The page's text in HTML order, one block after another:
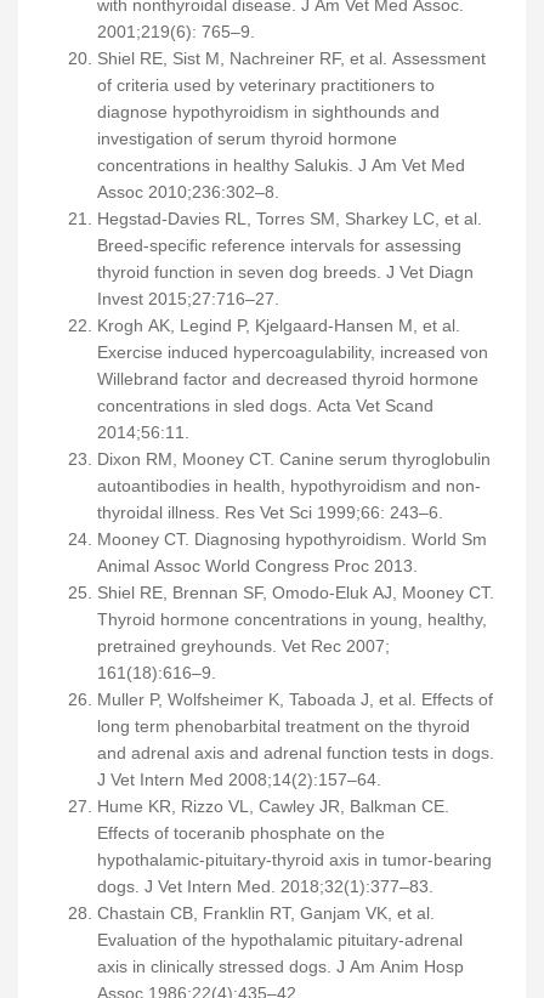
with nonthyroidal disease. J Am Vet Med Assoc.
2001;219(6): 765–9.
Shiel RE, Sist M, Nachreiner RF, et al. Assessment
of criteria used by veterinary practitioners to
diagnose hypothyroidism in sighthounds and
investigation of serum thyroid hormone
concentrations in healthy Salukis. J Am Vet Med
Assoc 2010;236:302–8.
Hegstad-Davies RL, Torres SM, Sharkey LC, et al.
Breed-specific reference intervals for assessing
thyroid function in seven dog breeds. J Vet Diagn
Invest 2015;27:716–27.
Krogh AK, Legind P, Kjelgaard-Hansen M, et al.
Exercise induced hypercoagulability, increased von
Willebrand factor and decreased thyroid hormone
concentrations in sled dogs. Acta Vet Scand
2014;56:11.
Dixon RM, Mooney CT. Canine serum thyroglobulin
autoantibodies in health, hypothyroidism and non-
thyroidal illness. Res Vet Sci 1999;66: 243–6.
Mooney CT. Diagnosing hypothyroidism. World Sm
Animal Assoc World Congress Proc 2013.
Shiel RE, Brennan SF, Omodo-Eluk AJ, Mooney CT.
Thyroid hormone concentrations in young, healthy,
pretrained greyhounds. Vet Rec 2007;
161(18):616–9.
Muller P, Wolfsheimer K, Taboada J, et al. Effects of
long term phenobarbital treatment on the thyroid
and adrenal axis and adrenal function tests in dogs.
J Vet Intern Med 2008;14(2):157–64.
Hume KR, Rizzo VL, Cawley JR, Balkman CE.
Effects of toceranib phosphate on the
hypothalamic-pituitary-thyroid axis in tumor-bearing
dogs. J Vet Intern Med. 2018;32(1):377–83.
Chastain CB, Franklin RT, Ganjam VK, et al.
Evaluation of the hypothalamic pituitary-adrenal
axis in clinically stressed dogs. J Am Anim Hosp
Assoc 1986;22(4):435–42.